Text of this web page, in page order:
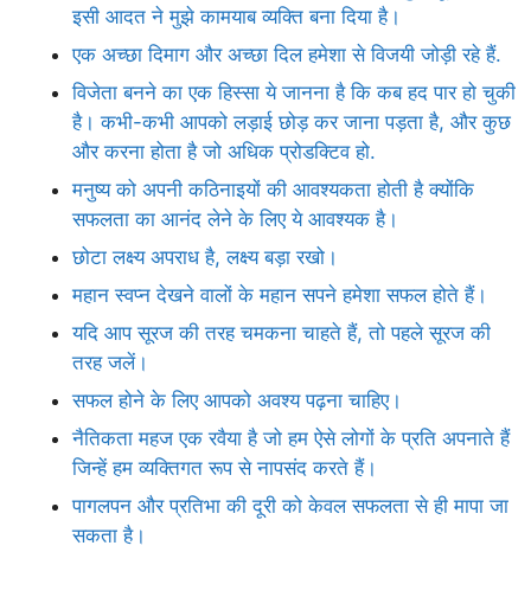
इसी आदत ने मुझे कामयाब व्यक्ति बना दिया है।
एक अच्छा दिमाग और अच्छा दिल हमेशा से विजयी जोड़ी रहे हैं.
विजेता बनने का एक हिस्सा ये जानना है कि कब हद पार हो चुकी
है। कभी-कभी आपको लड़ाई छोड़ कर जाना पड़ता है, और कुछ
और करना होता है जो अधिक प्रोडक्टिव हो.
मनुष्य को अपनी कठिनाइयों की आवश्यकता होती है क्योंकि
सफलता का आनंद लेने के लिए ये आवश्यक है।
छोटा लक्ष्य अपराध है, लक्ष्य बड़ा रखो।
महान स्वप्न देखने वालों के महान सपने हमेशा सफल होते हैं।
यदि आप सूरज की तरह चमकना चाहते हैं, तो पहले सूरज की
तरह जलें।
सफल होने के लिए आपको अवश्य पढ़ना चाहिए।
नैतिकता महज एक रवैया है जो हम ऐसे लोगों के प्रति अपनाते हैं
जिन्हें हम व्यक्तिगत रूप से नापसंद करते हैं।
पागलपन और प्रतिभा की दूरी को केवल सफलता से ही मापा जा
सकता है।